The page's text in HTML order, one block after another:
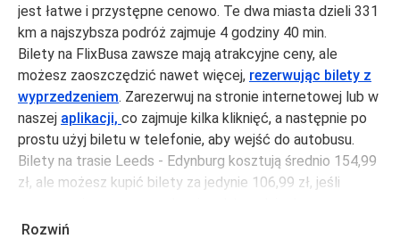
jest łatwe i przystępne cenowo. Te dwa miasta dzieli 331
km a najszybsza podróż zajmuje 4 godziny 40 min.
Bilety na FlixBusa zawsze mają atrakcyjne ceny, ale
możesz zaoszczędzić nawet więcej, rezerwując bilety z
wyprzedzeniem. Zarezerwuj na stronie internetowej lub w
naszej aplikacji, co zajmuje kilka kliknięć, a następnie po
prostu użyj biletu w telefonie, aby wejść do autobusu.
Bilety na trasie Leeds - Edynburg kosztują średnio 154,99
zł, ale możesz kupić bilety za jedynie 106,99 zł, jeśli
unikając weekendów i świąt. Aby podróżować szybko,
Rozwiń